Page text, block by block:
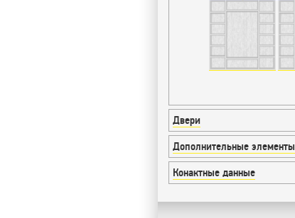
Двери
Дополнительные элементы
Конактные данные